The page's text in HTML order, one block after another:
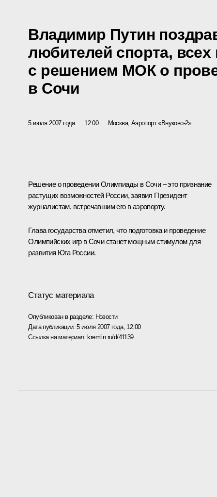
Владимир Путин
любителей спорта,
с решением МОК о
в Сочи
5 июля 2007 года 12:00 Москва, Аэропорт «Внуково-2»
Решение о проведении Олимпиады в Сочи – это признание
растущих возможностей России, заявил Президент
журналистам, встречавшим его в аэропорту.
Глава государства отметил, что подготовка и проведение
Олимпийских игр в Сочи станет мощным стимулом для
развития Юга России.
Статус материала
Опубликован в разделе: Новости
Дата публикации:5 июля 2007 года, 12:00
Ссылка на материал:kremlin.ru/d/41139